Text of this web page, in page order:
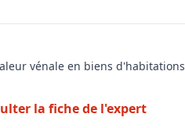
vénale en biens d'habitations
la fiche de l'expert